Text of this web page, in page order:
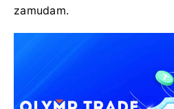
zamudam.